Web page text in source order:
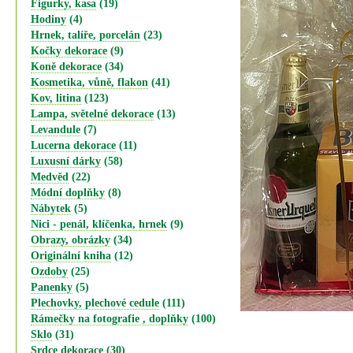
Figurky, kasa (19)
Hodiny (4)
Hrnek, talíře, porcelán (23)
Kočky dekorace (9)
Koně dekorace (34)
Kosmetika, vůně, flakon (41)
Kov, litina (123)
Lampa, světelné dekorace (13)
Levandule (7)
Lucerna dekorace (11)
Luxusní dárky (58)
Medvěd (22)
Módní doplňky (8)
Nábytek (5)
Nici - penál, klíčenka, hrnek (9)
Obrazy, obrázky (34)
Originální kniha (12)
Ozdoby (25)
Panenky (5)
Plechovky, plechové cedule (111)
Rámečky na fotografie , doplňky (100)
Sklo (31)
Srdce dekorace (30)